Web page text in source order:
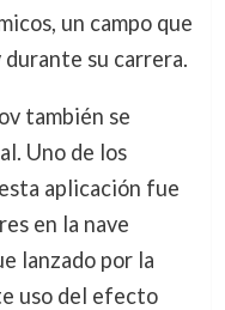
un campo que
su carrera.
también se
Uno de los
aplicación fue
en la nave
lanzado por la
uso del efecto